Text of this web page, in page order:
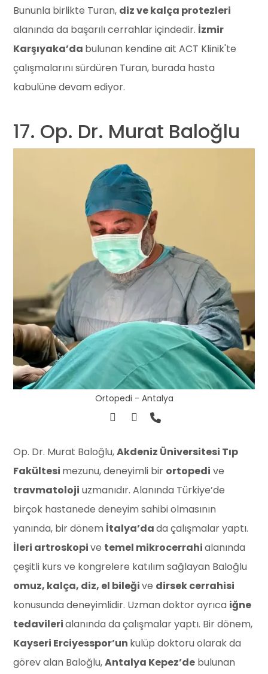
Bununla birlikte Turan, diz ve kalça protezleri
alanında da başarılı cerrahlar içindedir. İzmir
Karşıyaka’da bulunan kendine ait ACT Klinik'te
çalışmalarını sürdüren Turan, burada hasta
kabulüne devam ediyor.
17. Op. Dr. Murat Baloğlu
Ortopedi - Antalya
Op. Dr. Murat Baloğlu,Akdeniz Üniversitesi Tıp
Fakültesi mezunu, deneyimli bir ortopedi ve
travmatoloji uzmanıdır. Alanında Türkiye’de
birçok hastanede deneyim sahibi olmasının
yanında, bir dönem İtalya’dada çalışmalar yaptı.
İleri artroskopive temel mikrocerrahialanında
çeşitli kurs ve kongrelere katılım sağlayan Baloğlu
omuz, kalça, diz, el bileğive dirsek cerrahisi
konusunda deneyimlidir. Uzman doktor ayrıca iğne
tedavilerialanında da çalışmalar yaptı. Bir dönem,
Kayseri Erciyesspor’un kulüp doktoru olarak da
görev alan Baloğlu,Antalya Kepez’de bulunan